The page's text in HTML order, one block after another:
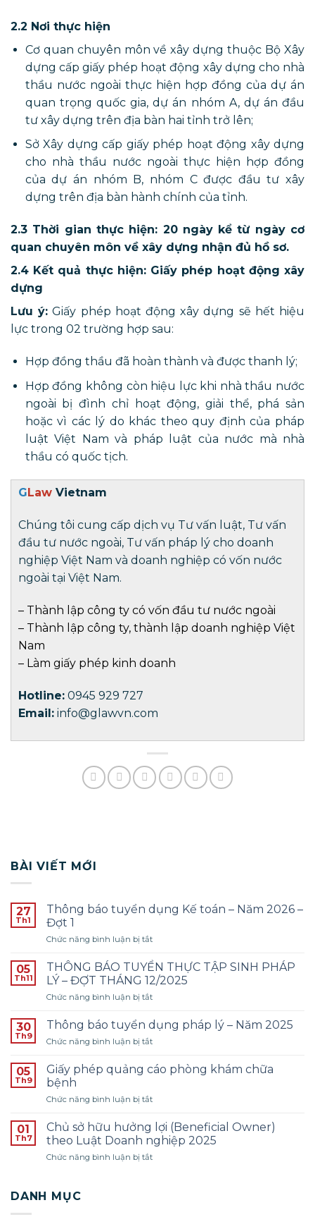
2.2 Nơi thực hiện
Cơ quan chuyên môn về xây dựng thuộc Bộ Xây
dựng cấp giấy phép hoạt động xây dựng cho nhà
thầu nước ngoài thực hiện hợp đồng của dự án
quan trọng quốc gia, dự án nhóm A, dự án đầu
tư xây dựng trên địa bàn hai tỉnh trở lên;
Sở Xây dựng cấp giấy phép hoạt động xây dựng
cho nhà thầu nước ngoài thực hiện hợp đồng
của dự án nhóm B, nhóm C được đầu tư xây
dựng trên địa bàn hành chính của tỉnh.
2.3 Thời gian thực hiện: 20 ngày kể từ ngày cơ
quan chuyên môn về xây dựng nhận đủ hồ sơ.
2.4 Kết quả thực hiện: Giấy phép hoạt động xây
dựng
Lưu ý: Giấy phép hoạt động xây dựng sẽ hết hiệu
lực trong 02 trường hợp sau:
Hợp đồng thầu đã hoàn thành và được thanh lý;
Hợp đồng không còn hiệu lực khi nhà thầu nước
ngoài bị đình chỉ hoạt động, giải thể, phá sản
hoặc vì các lý do khác theo quy định của pháp
luật Việt Nam và pháp luật của nước mà nhà
thầu có quốc tịch.
G Law Vietnam
Chúng tôi cung cấp dịch vụ Tư vấn luật, Tư vấn
đầu tư nước ngoài, Tư vấn pháp lý cho doanh
nghiệp Việt Nam và doanh nghiệp có vốn nước
ngoài tại Việt Nam.
– Thành lập công ty có vốn đầu tư nước ngoài
– Thành lập công ty, thành lập doanh nghiệp Việt
Nam
– Làm giấy phép kinh doanh
Hotline: 0945 929 727
Email: info@glawvn.com
BÀI VIẾT MỚI
27
Th1
Thông báo tuyển dụng Kế toán – Năm 2026 –
Đợt 1
Chức năng bình luận bị tắtở
báo
tuyển
dụng
Kế
–
2026
Đợt
05
Th11
THÔNG BÁO TUYỂN THỰC TẬP SINH PHÁP
LÝ – ĐỢT THÁNG 12/2025
Chức năng bình luận bị tắtở
BÁO
TUYỂN
THỰC
SINH
–
THÁNG
12/2025
30
Th9
Thông báo tuyển dụng pháp lý – Năm 2025
Chức năng bình luận bị tắtở
báo
tuyển
pháp
–
Năm
2025
05
Th9
Giấy phép quảng cáo phòng khám chữa
bệnh
Chức năng bình luận bị tắtở
phép
quảng
cáo
phòng
01
Th7
Chủ sở hữu hưởng lợi (Beneficial Owner)
theo Luật Doanh nghiệp 2025
Chức năng bình luận bị tắtở
DANH MỤC